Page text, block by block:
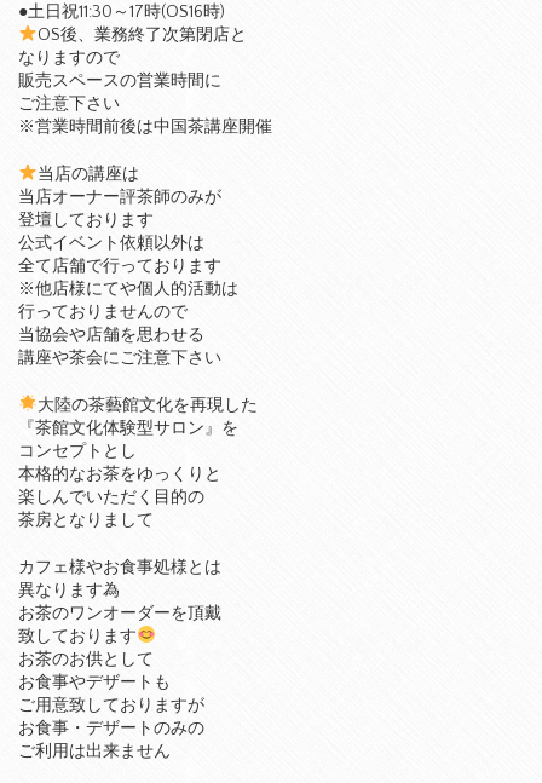
●土日祝11:30～17時(OS16時)
OS後、業務終了次第閉店と
なりますので
販売スペースの営業時間に
ご注意下さい
※営業時間前後は中国茶講座開催
当店の講座は
当店オーナー評茶師のみが
登壇しております
公式イベント依頼以外は
全て店舗で行っております
※他店様にてや個人的活動は
行っておりませんので
当協会や店舗を思わせる
講座や茶会にご注意下さい
大陸の茶藝館文化を再現した
『茶館文化体験型サロン』を
コンセプトとし
本格的なお茶をゆっくりと
楽しんでいただく目的の
茶房となりまして
カフェ様やお食事処様とは
異なります為
お茶のワンオーダーを頂戴
致しております
お茶のお供として
お食事やデザートも
ご用意致しておりますが
お食事・デザートのみの
ご利用は出来ません